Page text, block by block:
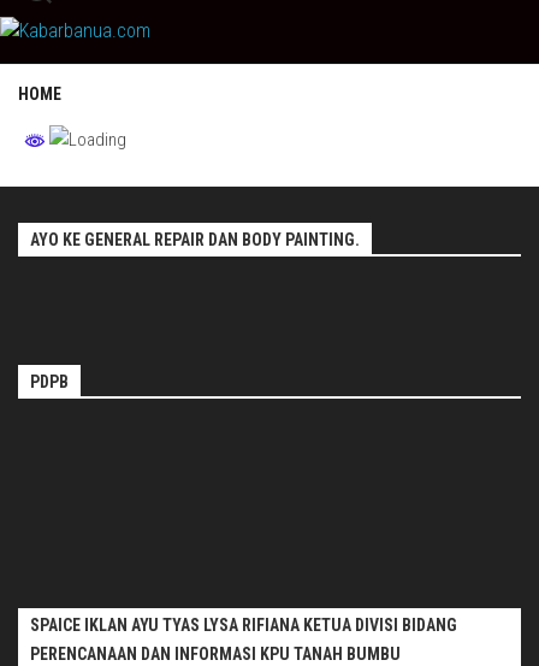
Skip
to
content
HOME
AYO KE GENERAL REPAIR DAN BODY PAINTING.
PDPB
SPAICE IKLAN AYU TYAS LYSA RIFIANA KETUA DIVISI BIDANG
PERENCANAAN DAN INFORMASI KPU TANAH BUMBU